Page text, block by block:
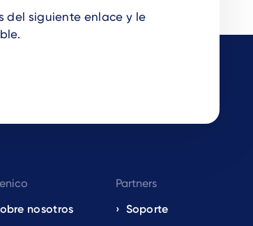
del siguiente enlace y le
nosotros
Partners
Soporte